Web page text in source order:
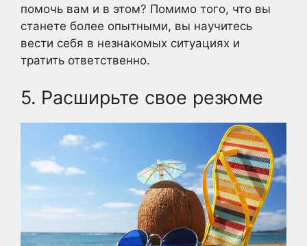
помочь вам и в этом? Помимо того, что вы
станете более опытными, вы научитесь
вести себя в незнакомых ситуациях и
тратить ответственно.
5. Расширьте свое резюме